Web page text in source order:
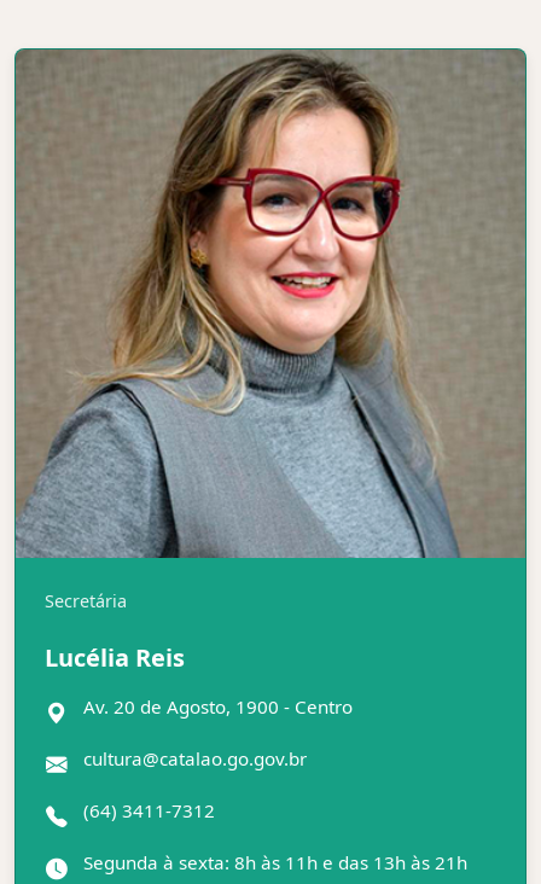
Secretária
Lucélia Reis
Av. 20 de Agosto, 1900 - Centro
cultura@catalao.go.gov.br
(64) 3411-7312
Segunda à sexta: 8h às 11h e das 13h às 21h